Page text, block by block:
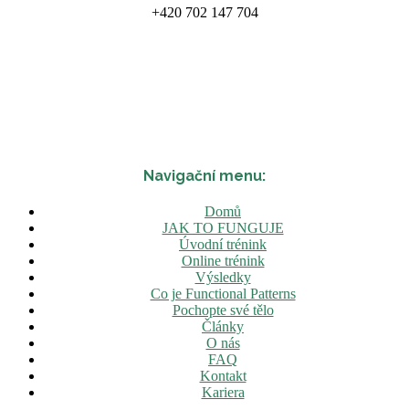
+420 702 147 704
Navigační menu:
Domů
JAK TO FUNGUJE
Úvodní trénink
Online trénink
Výsledky
Co je Functional Patterns
Pochopte své tělo
Články
O nás
FAQ
Kontakt
Kariera